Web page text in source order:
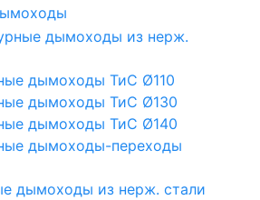
дымоходы из нерж.
дымоходы ТиС Ø110
дымоходы ТиС Ø130
дымоходы ТиС Ø140
дымоходы-переходы
дымоходы из нерж. стали